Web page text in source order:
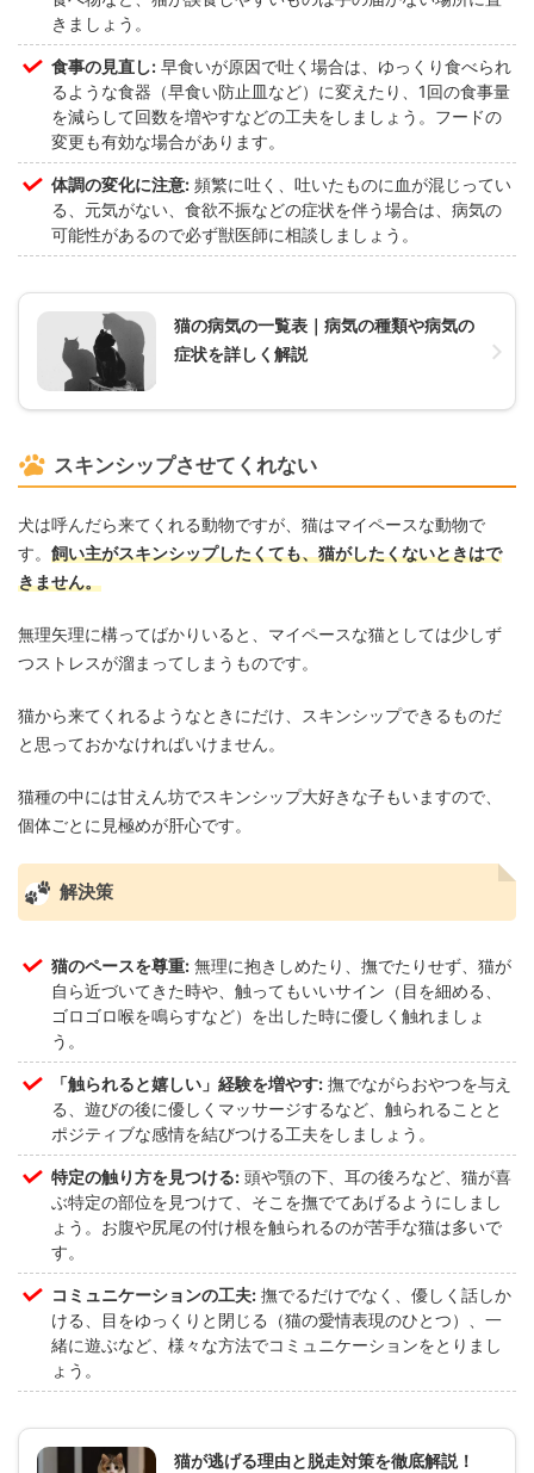
きましょう。
食事の見直し: 早食いが原因で吐く場合は、ゆっくり食べられ
るような食器（早食い防止皿など）に変えたり、1回の食事量
を減らして回数を増やすなどの工夫をしましょう。フードの
変更も有効な場合があります。
体調の変化に注意: 頻繁に吐く、吐いたものに血が混じってい
る、元気がない、食欲不振などの症状を伴う場合は、病気の
可能性があるので必ず獣医師に相談しましょう。
猫の病気の一覧表｜病気の種類や病気の
症状を詳しく解説
スキンシップさせてくれない
犬は呼んだら来てくれる動物ですが、猫はマイペースな動物で
す。 飼い主がスキンシップしたくても、猫がしたくないときはで
きません。
無理矢理に構ってばかりいると、マイペースな猫としては少しず
つストレスが溜まってしまうものです。
猫から来てくれるようなときにだけ、スキンシップできるものだ
と思っておかなければいけません。
猫種の中には甘えん坊でスキンシップ大好きな子もいますので、
個体ごとに見極めが肝心です。
解決策
猫のペースを尊重: 無理に抱きしめたり、撫でたりせず、猫が
自ら近づいてきた時や、触ってもいいサイン（目を細める、
ゴロゴロ喉を鳴らすなど）を出した時に優しく触れましょ
う。
「触られると嬉しい」経験を増やす: 撫でながらおやつを与え
る、遊びの後に優しくマッサージするなど、触られることと
ポジティブな感情を結びつける工夫をしましょう。
特定の触り方を見つける: 頭や顎の下、耳の後ろなど、猫が喜
ぶ特定の部位を見つけて、そこを撫でてあげるようにしまし
ょう。お腹や尻尾の付け根を触られるのが苦手な猫は多いで
す。
コミュニケーションの工夫: 撫でるだけでなく、優しく話しか
ける、目をゆっくりと閉じる（猫の愛情表現のひとつ）、一
緒に遊ぶなど、様々な方法でコミュニケーションをとりまし
ょう。
猫が逃げる理由と脱走対策を徹底解説！